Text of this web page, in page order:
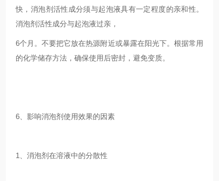
快，消泡剂活性成分须与起泡液具有一定程度的亲和性。
消泡剂活性成分与起泡液过亲，
6个月。不要把它放在热源附近或暴露在阳光下。根据常用
的化学储存方法，确保使用后密封，避免变质。
6、影响消泡剂使用效果的因素
1、消泡剂在溶液中的分散性